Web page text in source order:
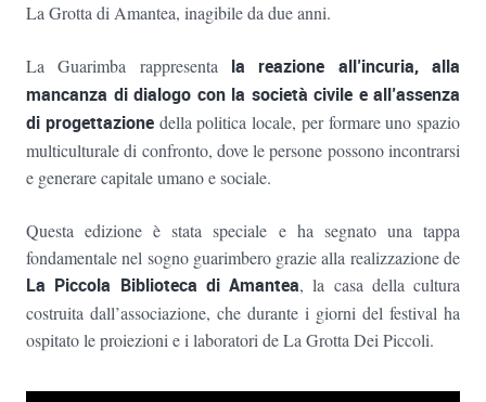
La Grotta di Amantea, inagibile da due anni.
La Guarimba rappresenta la reazione all’incuria, alla
mancanza di dialogo con la società civile e all’assenza
di progettazionedella politica locale, per formare uno spazio
multiculturale di confronto, dove le persone possono incontrarsi
e generare capitale umano e sociale.
Questa edizione è stata speciale e ha segnato una tappa
fondamentale nel sogno guarimbero grazie alla realizzazione de
La Piccola Biblioteca di Amantea, la casa della cultura
costruita dall’associazione, che durante i giorni del festival ha
ospitato le proiezioni e i laboratori de La Grotta Dei Piccoli.